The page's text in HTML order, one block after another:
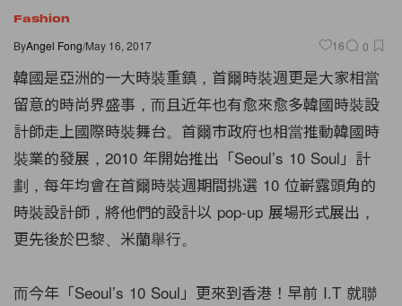
Fashion
ByAngel Fong/May 16, 2017 16 0
韓國是亞洲的一大時裝重鎮，首爾時裝週更是大家相當
留意的時尚界盛事，而且近年也有愈來愈多韓國時裝設
計師走上國際時裝舞台。首爾市政府也相當推動韓國時
裝業的發展，2010 年開始推出「Seoul’s 10 Soul」計
劃，每年均會在首爾時裝週期間挑選 10 位嶄露頭角的
時裝設計師，將他們的設計以 pop-up 展場形式展出，
更先後於巴黎、米蘭舉行。
而今年「Seoul’s 10 Soul」更來到香港！早前 I.T 就聯